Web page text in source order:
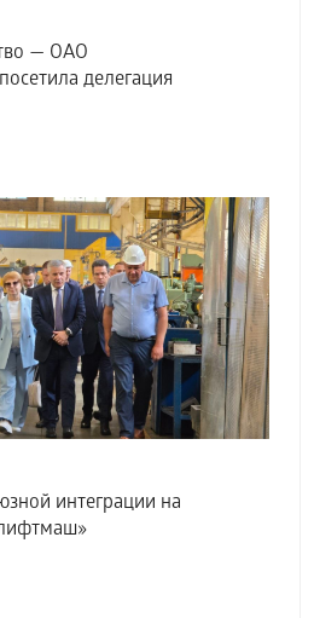
— ОАО
делегация
интеграции на